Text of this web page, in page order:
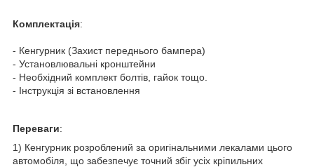
Комплектація:
- Кенгурник (Захист переднього бампера)
- Установлювальні кронштейни
- Необхідний комплект болтів, гайок тощо.
- Інструкція зі встановлення
Переваги:
1) Кенгурник розроблений за оригінальними лекалами цього
автомобіля, що забезпечує точний збіг усіх кріпильних